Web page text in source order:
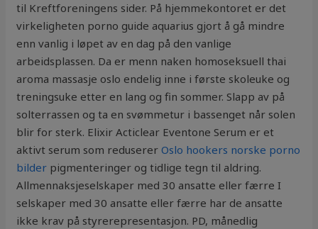
til Kreftforeningens sider. På hjemmekontoret er det
virkeligheten porno guide aquarius gjort å gå mindre
enn vanlig i løpet av en dag på den vanlige
arbeidsplassen. Da er menn naken homoseksuell thai
aroma massasje oslo endelig inne i første skoleuke og
treningsuke etter en lang og fin sommer. Slapp av på
solterrassen og ta en svømmetur i bassenget når solen
blir for sterk. Elixir Acticlear Eventone Serum er et
aktivt serum som redusererOslo hookers norske porno
bilder pigmenteringer og tidlige tegn til aldring.
Allmennaksjeselskaper med 30 ansatte eller færre I
selskaper med 30 ansatte eller færre har de ansatte
ikke krav på styrerepresentasjon. PD, månedlig